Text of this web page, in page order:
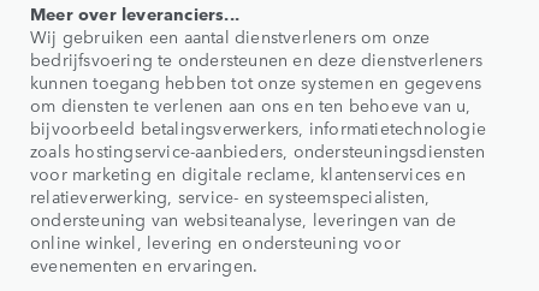
Meer over leveranciers...
Wij gebruiken een aantal dienstverleners om onze
bedrijfsvoering te ondersteunen en deze dienstverleners
kunnen toegang hebben tot onze systemen en gegevens
om diensten te verlenen aan ons en ten behoeve van u,
bijvoorbeeld betalingsverwerkers, informatietechnologie
zoals hostingservice-aanbieders, ondersteuningsdiensten
voor marketing en digitale reclame, klantenservices en
relatieverwerking, service- en systeemspecialisten,
ondersteuning van websiteanalyse, leveringen van de
online winkel, levering en ondersteuning voor
evenementen en ervaringen.